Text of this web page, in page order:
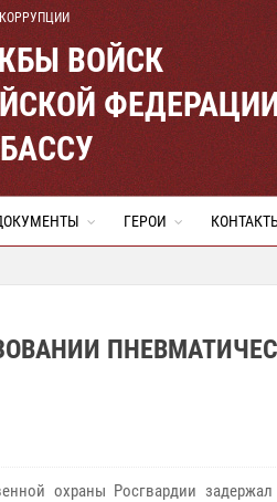
ВОЙСК
ГЕРОИ
охраны Росгвардии задержал